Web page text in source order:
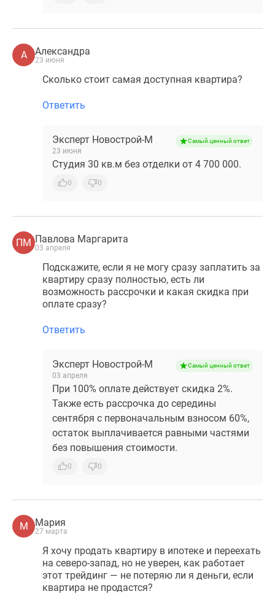
А Александра
23 июня
Сколько стоит самая доступная квартира?
Ответить
Эксперт Новострой-М
23 июня
Самый ценный ответ
Студия 30 кв.м без отделки от 4 700 000.
0 0
ПМ Павлова Маргарита
03 апреля
Подскажите, если я не могу сразу заплатить за
квартиру сразу полностью, есть ли
возможность рассрочки и какая скидка при
оплате сразу?
Ответить
Эксперт Новострой-М
03 апреля
Самый ценный ответ
При 100% оплате действует скидка 2%.
Также есть рассрочка до середины
сентября с первоначальным взносом 60%,
остаток выплачивается равными частями
без повышения стоимости.
0 0
М Мария
27 марта
Я хочу продать квартиру в ипотеке и переехать
на северо-запад, но не уверен, как работает
этот трейдинг — не потеряю ли я деньги, если
квартира не продастся?